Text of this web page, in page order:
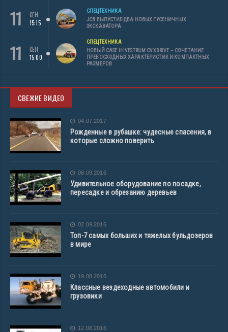
11
СЕН
15:15
СПЕЦТЕХНИКА
JCB ВЫПУСТИЛ ДВА НОВЫХ ГУСЕНИЧНЫХ
ЭКСКАВАТОРА
11
СЕН
15:00
СПЕЦТЕХНИКА
НОВЫЙ CASE IH VESTRUM CVXDRIVE – СОЧЕТАНИЕ
ПРЕВОСХОДНЫХ ХАРАКТЕРИСТИК И КОМПАКТНЫХ
РАЗМЕРОВ
СВЕЖИЕ ВИДЕО
04.07.2017
Рожденные в рубашке: чудесные спасения, в
которые сложно поверить
08.09.2016
Удивительное оборудование по посадке,
пересадке и обрезанию деревьев
02.09.2016
Топ-7 самых больших и тяжелых бульдозеров
в мире
19.08.2016
Классные вездеходные автомобили и
грузовики
12.08.2016